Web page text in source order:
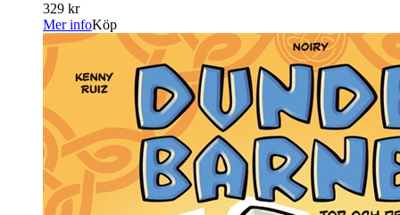
329 kr
Mer infoKöp